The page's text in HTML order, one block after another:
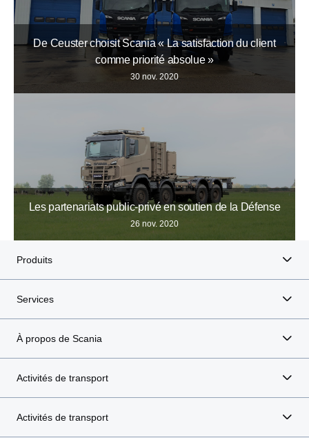
De Ceuster choisit Scania « La satisfaction du client
comme priorité absolue »
30 nov. 2020
Les partenariats public-privé en soutien de la Défense
26 nov. 2020
Produits
Services
À propos de Scania
Activités de transport
Activités de transport